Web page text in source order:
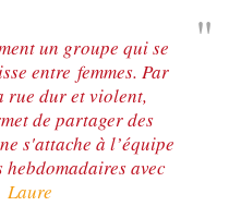
un groupe qui se
entre femmes. Par
rue dur et violent,
de partager des
s'attache à l’équipe
avec
Laure